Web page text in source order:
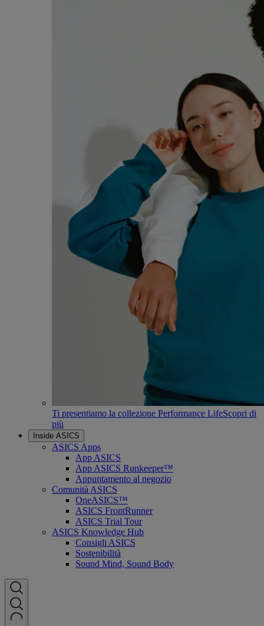
Ti presentiamo la collezione Performance LifeScopri di
più
Inside ASICS
ASICS Apps
App ASICS
App ASICS Runkeeper™
Appuntamento al negozio
Comunità ASICS
OneASICS™
ASICS FrontRunner
ASICS Trial Tour
ASICS Knowledge Hub
Consigli ASICS
Sostenibilità
Sound Mind, Sound Body